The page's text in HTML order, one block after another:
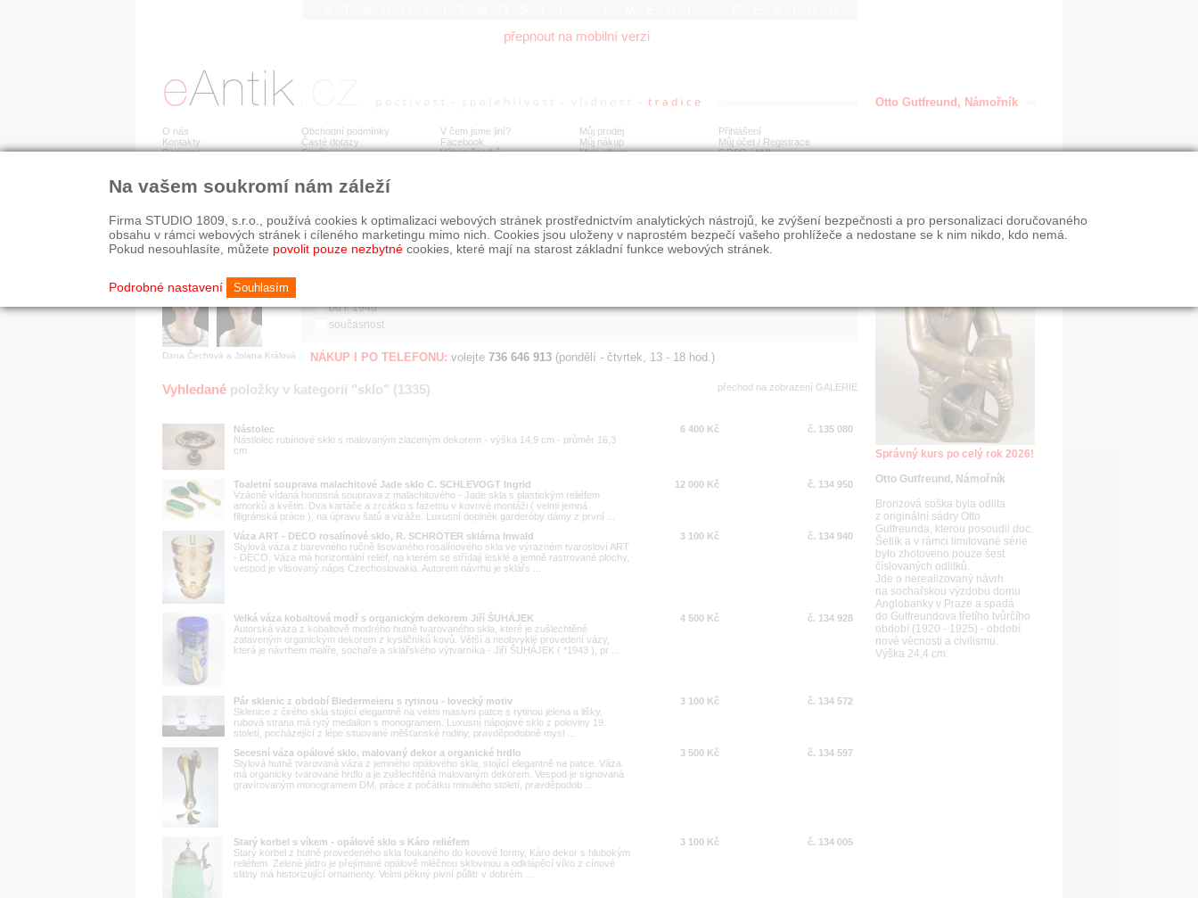
přepnout na mobilní verzi
O nás
Kontakty
Recenze
Obchodní podmínky
Časté dotazy
Ceník
V čem jsme jiní?
Facebook
Výkup šperků
Můj prodej
Můj nákup
Moje album
Přihlášení
Můj účet / Registrace
GDPR/AML
Jsme prověřená firma
Zákazníci u nás oceňují:
■ odborné zázemí
■ bezpečné prostředí
Dana Čechová a Jolana Králová
RYCHLÉ HLEDÁNÍ
HISTORICKÉ OBDOBÍ
všechno
před r. 1800
od r. 1940
současnost
STÁŘÍ NABÍDKY
všechno
jen poslední den
ŘAZENÍ
nejnovější napřed
podle cen sestupně
SLEVY
jen slevy
NÁKUP I PO TELEFONU: volejte 736 646 913 (pondělí - čtvrtek, 13 - 18 hod.)
Vyhledané položky v kategorii "sklo" (1335) přechod na zobrazení GALERIE
Nástolec
Nástlolec rubínové sklo s malovaným zlaceným dekorem - výška 14,9 cm - průměr 16,3
cm
6 400 Kč č. 135 080
Toaletní souprava malachitové Jade sklo C. SCHLEVOGT Ingrid
Vzácně vídaná honosná souprava z malachitového - Jade skla s plastickým reliéfem
amorků a květin. Dva kartáče a zrcátko s fazetou v kovové montáži ( velmi jemná
filigránská práce ), na úpravu šatů a vizáže. Luxusní doplněk garderóby dámy z první ...
12 000 Kč č. 134 950
Váza ART - DECO rosalínové sklo, R. SCHRÖTER sklárna Inwald
Stylová váza z barevného ručně lisovaného rosalínového skla ve výrazném tvarosloví ART
- DECO. Váza má horizontální reliéf, na kterém se střídají lesklé a jemně rastrované plochy,
vespod je vlisovaný nápis Czechoslovakia. Autorem návrhu je sklářs ...
3 100 Kč č. 134 940
Velká váza kobaltová modř s organickým dekorem Jiří ŠUHÁJEK
Autorská váza z kobaltově modrého hutně tvarovaného skla, které je zušlechtěné
zataveným organickým dekorem z kysličníků kovů. Větší a neobvyklé provedení vázy,
která je návrhem malíře, sochaře a sklářského výtvarníka - Jiří ŠUHÁJEK ( *1943 ), pr ...
4 500 Kč č. 134 928
Pár sklenic z období Biedermeieru s rytinou - lovecký motiv
Sklenice z čirého skla stojící elegantně na velmi masivní patce s rytinou jelena a lišky,
rubová strana má rytý medailon s monogramem. Luxusní nápojové sklo z poloviny 19.
století, pocházející z lépe situované měšťanské rodiny, pravděpodobně mysl ...
3 100 Kč č. 134 572
Secesní váza opálové sklo, malovaný dekor a organické hrdlo
Stylová hutně tvarovaná váza z jemného opálového skla, stojící elegantně na patce. Váza
má organicky tvarované hrdlo a je zušlechtěná malovaným dekorem. Vespod je signovaná
gravírovaným monogramem DM, práce z počátku minulého století, pravděpodob ...
3 500 Kč č. 134 597
Starý korbel s víkem - opálové sklo s Káro reliéfem
Starý korbel z hutně provedeného skla foukaného do kovové formy, Káro dekor s hlubokým
reliéfem. Zelené jádro je přejímané opálově mléčnou sklovinou a odklápěcí víko z cínové
slitiny má historizující ornamenty. Velmi pěkný pivní půllitr v dobrém ...
3 100 Kč č. 134 005
Otto Gutfreund, Námořník
Správný kurs po celý rok 2026!
Otto Gutfreund, Námořník
Bronzová soška byla odlita
z originální sádry Otto
Gutfreunda, kterou posoudil doc.
Šetlík a v rámci limitované série
bylo zhotoveno pouze šest
číslovaných odlitků.
Jde o nerealizovaný návrh
na sochařskou výzdobu domu
Anglobanky v Praze a spadá
do Gutfreundova třetího tvůrčího
období (1920 - 1925) - období
nové věcnosti a civilismu.
Výška 24,4 cm.
Na vašem soukromí nám záleží
Firma STUDIO 1809, s.r.o., používá cookies k optimalizaci webových stránek prostřednictvím analytických nástrojů, ke zvýšení bezpečnosti a pro personalizaci doručovaného
obsahu v rámci webových stránek i cíleného marketingu mimo nich. Cookies jsou uloženy v naprostém bezpečí vašeho prohlížeče a nedostane se k nim nikdo, kdo nemá.
Pokud nesouhlasíte, můžete povolit pouze nezbytné cookies, které mají na starost základní funkce webových stránek.
Podrobné nastavení Souhlasím